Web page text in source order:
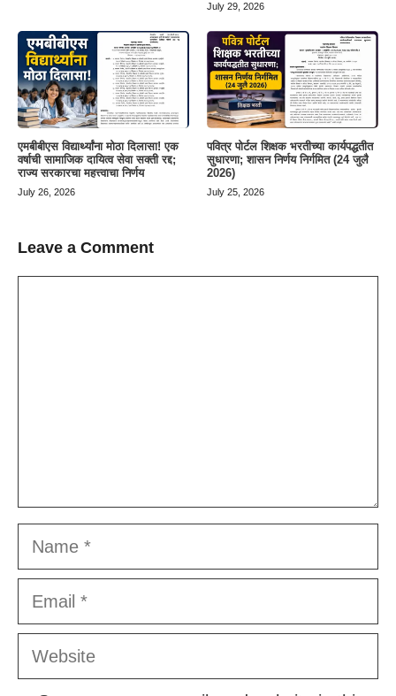
July 29, 2026
एमबीबीएस विद्यार्थ्यांना मोठा दिलासा! एक
वर्षाची सामाजिक दायित्व सेवा सक्ती रद्द;
राज्य सरकारचा महत्त्वाचा निर्णय
July 26, 2026
पवित्र पोर्टल शिक्षक भरतीच्या कार्यपद्धतीत
सुधारणा; शासन निर्णय निर्गमित (24 जुलै
2026)
July 25, 2026
Leave a Comment
Name
Email
Website